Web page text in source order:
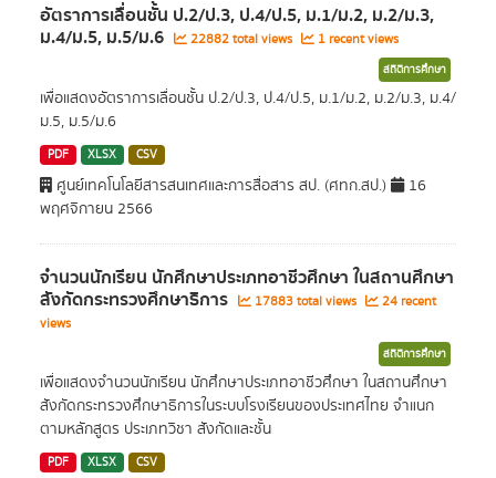
อัตราการเลื่อนชั้น ป.2/ป.3, ป.4/ป.5, ม.1/ม.2, ม.2/ม.3,
ม.4/ม.5, ม.5/ม.6 22882 total views 1 recent views
สถิติการศึกษา
เพื่อแสดงอัตราการเลื่อนชั้น ป.2/ป.3, ป.4/ป.5, ม.1/ม.2, ม.2/ม.3, ม.4/
ม.5, ม.5/ม.6
PDF XLSX CSV
ศูนย์เทคโนโลยีสารสนเทศและการสื่อสาร สป. (ศทก.สป.)
16
พฤศจิกายน 2566
จำนวนนักเรียน นักศึกษาประเภทอาชีวศึกษา ในสถานศึกษา
สังกัดกระทรวงศึกษาธิการ 17883 total views
24 recent
views
สถิติการศึกษา
เพื่อแสดงจำนวนนักเรียน นักศึกษาประเภทอาชีวศึกษา ในสถานศึกษา
สังกัดกระทรวงศึกษาธิการในระบบโรงเรียนของประเทศไทย จำแนก
ตามหลักสูตร ประเภทวิชา สังกัดและชั้น
PDF XLSX CSV